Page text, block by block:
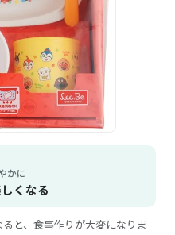
かに
くなる
と、食事作りが大変になりま